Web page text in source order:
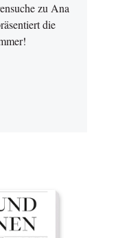
zu Ana
die